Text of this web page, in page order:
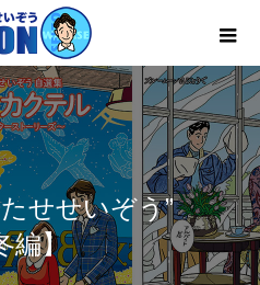
せせいぞう”
編】